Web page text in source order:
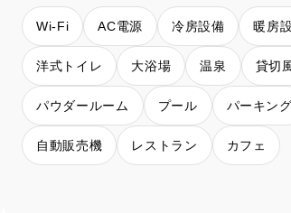
Wi-Fi AC電源 冷房設備 暖房
洋式トイレ 大浴場 温泉 貸切
パウダールーム プール パーキング
自動販売機 レストラン カフェ